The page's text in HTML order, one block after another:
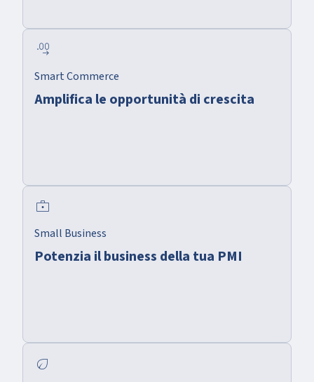
decimal_increase
Smart Commerce
Amplifica le opportunità di crescita
enterprise
Small Business
Potenzia il business della tua PMI
eco